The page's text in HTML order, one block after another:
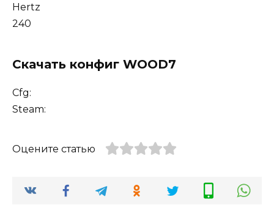
Hertz
240
Скачать конфиг WOOD7
Cfg:
Steam:
Оцените статью